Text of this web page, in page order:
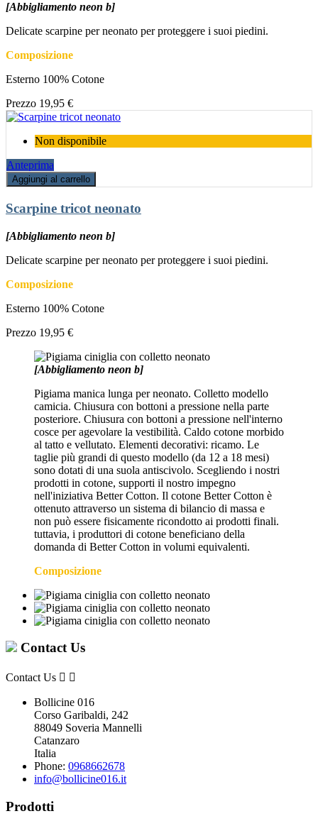
[Abbigliamento neon b]
Delicate scarpine per neonato per proteggere i suoi piedini.
Composizione
Esterno 100% Cotone
Prezzo 19,95 €
Non disponibile
Anteprima
Aggiungi al carrello
Scarpine tricot neonato
[Abbigliamento neon b]
Delicate scarpine per neonato per proteggere i suoi piedini.
Composizione
Esterno 100% Cotone
Prezzo 19,95 €
[Abbigliamento neon b]
Pigiama manica lunga per neonato. Colletto modello
camicia. Chiusura con bottoni a pressione nella parte
posteriore. Chiusura con bottoni a pressione nell'interno
cosce per agevolare la vestibilità. Caldo cotone morbido
al tatto e vellutato. Elementi decorativi: ricamo. Le
taglie più grandi di questo modello (da 12 a 18 mesi)
sono dotati di una suola antiscivolo. Scegliendo i nostri
prodotti in cotone, supporti il nostro impegno
nell'iniziativa Better Cotton. Il cotone Better Cotton è
ottenuto attraverso un sistema di bilancio di massa e
non può essere fisicamente ricondotto ai prodotti finali.
tuttavia, i produttori di cotone beneficiano della
domanda di Better Cotton in volumi equivalenti.
Composizione
Contact Us
Contact Us  
Bollicine 016
Corso Garibaldi, 242
88049 Soveria Mannelli
Catanzaro
Italia
Phone: 0968662678
info@bollicine016.it
Prodotti